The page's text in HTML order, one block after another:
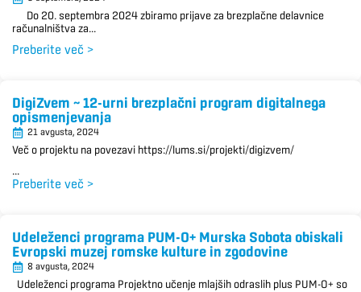
Do 20. septembra 2024 zbiramo prijave za brezplačne delavnice
računalništva za...
Preberite več >
DigiZvem ~ 12-urni brezplačni program digitalnega
opismenjevanja
21 avgusta, 2024
Več o projektu na povezavi https://lums.si/projekti/digizvem/
...
Preberite več >
Udeleženci programa PUM-O+ Murska Sobota obiskali
Evropski muzej romske kulture in zgodovine
8 avgusta, 2024
Udeleženci programa Projektno učenje mlajših odraslih plus PUM-O+ so